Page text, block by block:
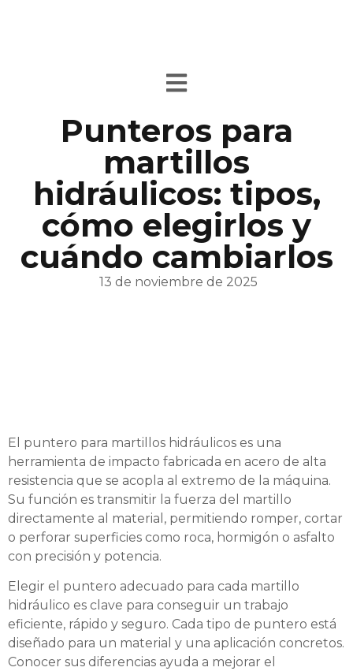
Punteros para
martillos
hidráulicos: tipos,
cómo elegirlos y
cuándo cambiarlos
13 de noviembre de 2025
El puntero para martillos hidráulicos es una
herramienta de impacto fabricada en acero de alta
resistencia que se acopla al extremo de la máquina.
Su función es transmitir la fuerza del martillo
directamente al material, permitiendo romper, cortar
o perforar superficies como roca, hormigón o asfalto
con precisión y potencia.
Elegir el puntero adecuado para cada martillo
hidráulico es clave para conseguir un trabajo
eficiente, rápido y seguro. Cada tipo de puntero está
diseñado para un material y una aplicación concretos.
Conocer sus diferencias ayuda a mejorar el